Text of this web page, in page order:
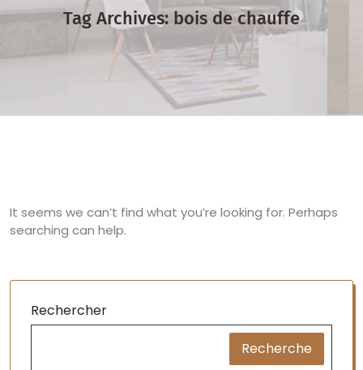
Tag Archives: bois de chauffe
It seems we can’t find what you’re looking for. Perhaps
searching can help.
Rechercher
Recherche